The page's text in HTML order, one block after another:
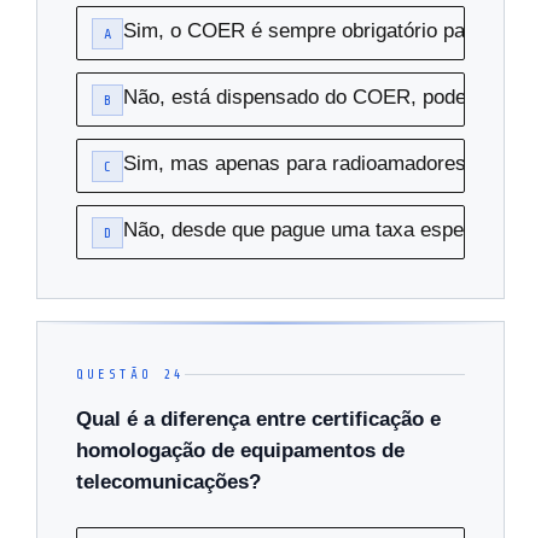
A Sim, o COER é sempre obrigatório para
B Não, está dispensado do COER, podendo
C Sim, mas apenas para radioamadores de
D Não, desde que pague uma taxa especial à
QUESTÃO 24
Qual é a diferença entre certificação e
homologação de equipamentos de
telecomunicações?